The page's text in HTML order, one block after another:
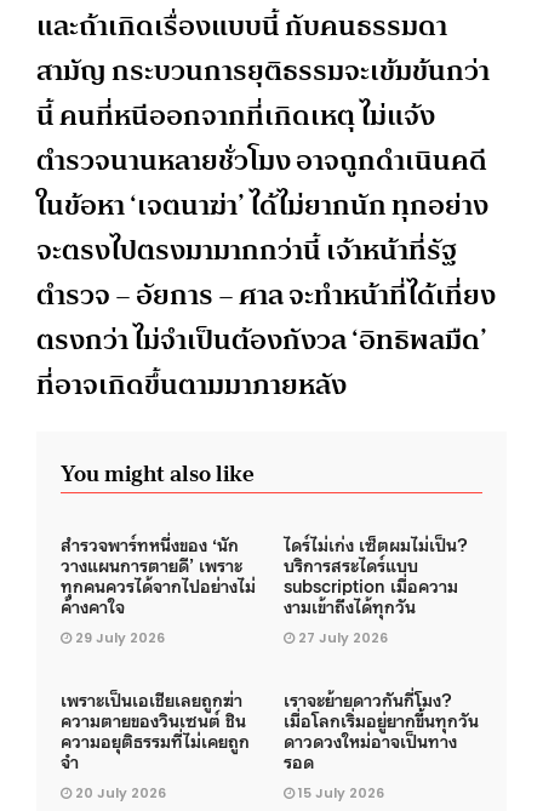
และถ้าเกิดเรื่องแบบนี้ กับคนธรรมดา
สามัญ กระบวนการยุติธรรมจะเข้มข้นกว่า
นี้ คนที่หนีออกจากที่เกิดเหตุ ไม่แจ้ง
ตำรวจนานหลายชั่วโมง อาจถูกดำเนินคดี
ในข้อหา ‘เจตนาฆ่า’ ได้ไม่ยากนัก ทุกอย่าง
จะตรงไปตรงมามากกว่านี้ เจ้าหน้าที่รัฐ
ตำรวจ – อัยการ – ศาล จะทำหน้าที่ได้เที่ยง
ตรงกว่า ไม่จำเป็นต้องกังวล ‘อิทธิพลมืด’
ที่อาจเกิดขึ้นตามมาภายหลัง
You might also like
สำรวจพาร์ทหนึ่งของ ‘นัก
วางแผนการตายดี’ เพราะ
ทุกคนควรได้จากไปอย่างไม่
ค้างคาใจ
29 July 2026
ไดร์ไม่เก่ง เซ็ตผมไม่เป็น?
บริการสระไดร์แบบ
subscription เมื่อความ
งามเข้าถึงได้ทุกวัน
27 July 2026
เพราะเป็นเอเชียเลยถูกฆ่า
ความตายของวินเซนต์ ชิน
ความอยุติธรรมที่ไม่เคยถูก
จำ
20 July 2026
เราจะย้ายดาวกันกี่โมง?
เมื่อโลกเริ่มอยู่ยากขึ้นทุกวัน
ดาวดวงใหม่อาจเป็นทาง
รอด
15 July 2026